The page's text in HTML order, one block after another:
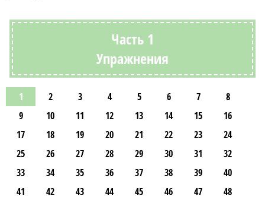
Часть 1
Упражнения
1 2 3 4 5 6 7
8
9
10 11 12 13 14 15
16
17
18 19 20 21 22 23
24
25
26 27 28 29 30 31
32
33
34 35 36 37 38 39
40
41
42 43 44 45 46 47 48